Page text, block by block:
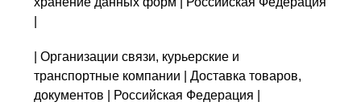
| Организации связи, курьерские и
транспортные компании | Доставка товаров,
документов | Российская Федерация |